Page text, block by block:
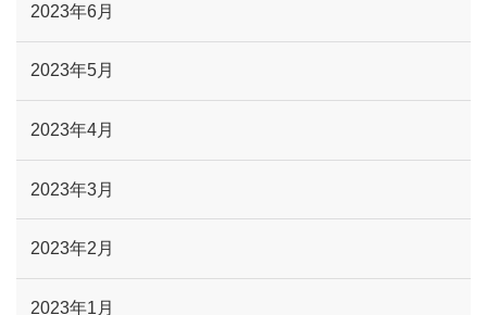
2023年6月
2023年5月
2023年4月
2023年3月
2023年2月
2023年1月